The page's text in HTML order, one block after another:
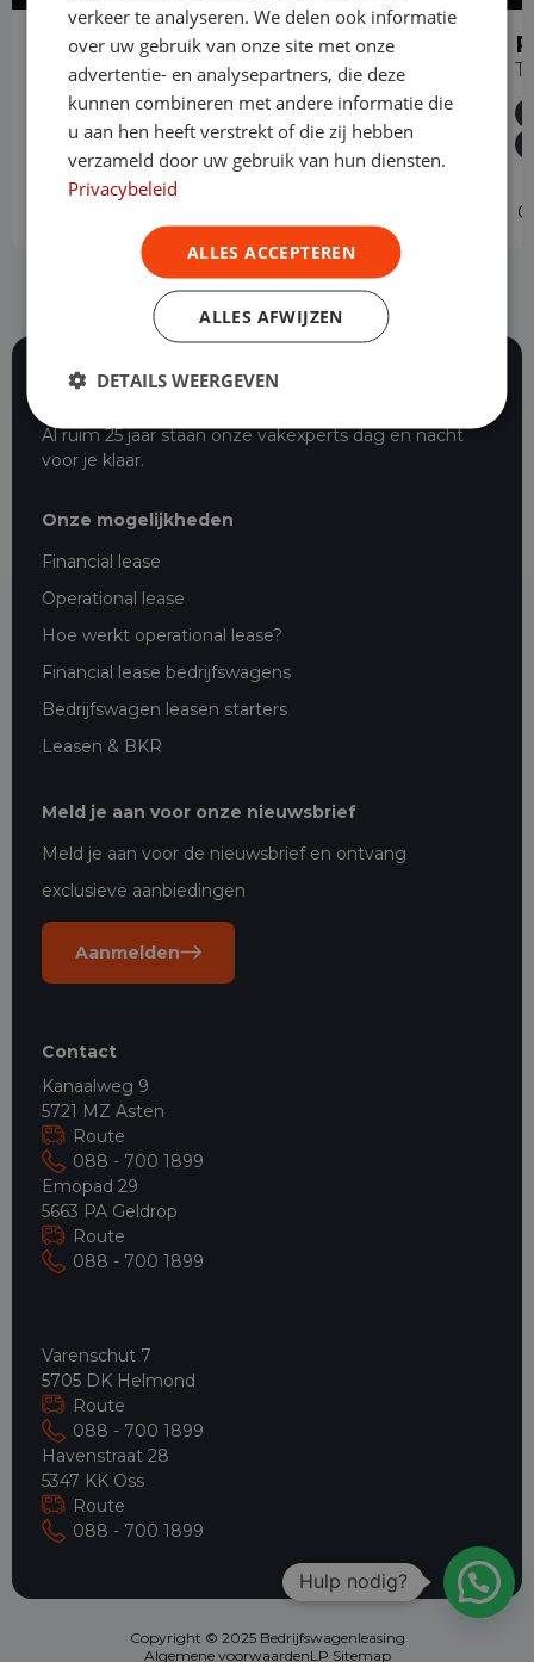
Renault Trafic
2.0 Blue dCI 150PK T30 L2H1 Advance
Diesel Handgeschakeld 36.229 km
2024
Asten
L2H1
Al ruim 25 jaar staan onze vakexperts dag en nacht
voor je klaar.
Onze mogelijkheden
Financial lease
Operational lease
Hoe werkt operational lease?
Financial lease bedrijfswagens
Bedrijfswagen leasen starters
Leasen & BKR
Meld je aan voor onze nieuwsbrief
Meld je aan voor de nieuwsbrief en ontvang
exclusieve aanbiedingen
Aanmelden
Contact
Kanaalweg 9
5721 MZ Asten
Route
088 - 700 1899
Emopad 29
5663 PA Geldrop
Route
088 - 700 1899
Varenschut 7
5705 DK Helmond
Route
088 - 700 1899
Havenstraat 28
5347 KK Oss
Route
088 - 700 1899
Copyright © 2025 Bedrijfswagenleasing
Algemene voorwaardenLP Sitemap
Hulp nodig?
verkeer te analyseren. We delen ook informatie
over uw gebruik van onze site met onze
advertentie- en analysepartners, die deze
kunnen combineren met andere informatie die
u aan hen heeft verstrekt of die zij hebben
verzameld door uw gebruik van hun diensten.
Privacybeleid
ALLES ACCEPTEREN
ALLES AFWIJZEN
DETAILS WEERGEVEN